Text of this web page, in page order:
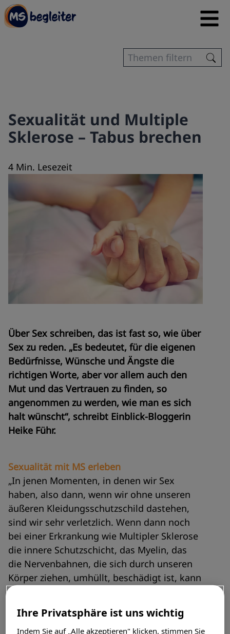
Sexualität und Multiple
Sklerose – Tabus brechen
4 Min. Lesezeit
Über Sex schreiben, das ist fast so, wie über
Sex zu reden. „Es bedeutet, für die eigenen
Bedürfnisse, Wünsche und Ängste die
richtigen Worte, aber vor allem auch den
Mut und das Vertrauen zu finden, so
angenommen zu werden, wie man es sich
halt wünscht“, schreibt Einblick-Bloggerin
Heike Führ.
Sexualität mit MS erleben
„In jenen Momenten, in denen wir Sex
haben, also dann, wenn wir ohne unseren
äußeren Kleidungsschutzschild dastehen,
sind wir sehr verletzlich. Wenn dann noch
bei einer Erkrankung wie Multipler Sklerose
die innere Schutzschicht, das Myelin, das
die Nervenbahnen, die sich durch unseren
Körper ziehen, umhüllt, beschädigt ist, kann
die Verunsicherung groß sein“, sagt
MS-Betroffene und ihre Partner haben zum
Ihre Privatsphäre ist uns wichtig
Indem Sie auf „Alle akzeptieren" klicken, stimmen Sie